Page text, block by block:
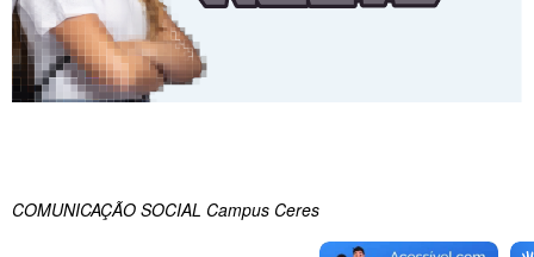
COMUNICAÇÃO SOCIAL Campus Ceres